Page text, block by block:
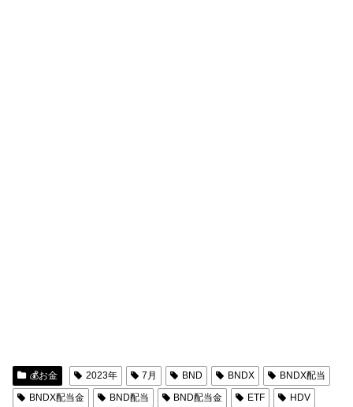
💰お金 2023年 7月 BND BNDX
BNDX配当
BNDX配当金
BND配当 BND配当金 ETF HDV